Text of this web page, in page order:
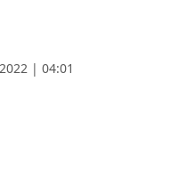
| 04:01